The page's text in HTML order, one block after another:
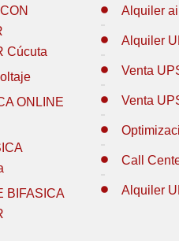
Cúcuta
ONLINE
BIFASICA
Alquiler
Alquiler
Venta
Venta
Call
Alquiler